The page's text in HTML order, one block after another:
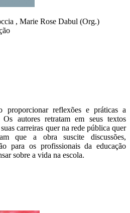
, Marie Rose Dabul (Org.)
proporcionar reflexões e práticas a
Os autores retratam em seus textos
carreiras quer na rede pública quer
que a obra suscite discussões,
para os profissionais da educação
sobre a vida na escola.